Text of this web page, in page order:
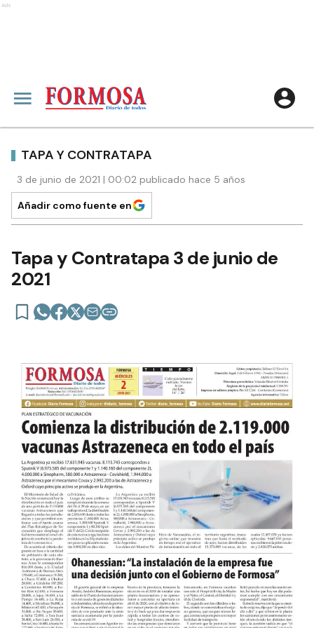
Ads
TAPA Y CONTRATAPA
3 de junio de 2021 | 00:02 publicado hace 5 años
Añadir como fuente en
Tapa y Contratapa 3 de junio de
2021